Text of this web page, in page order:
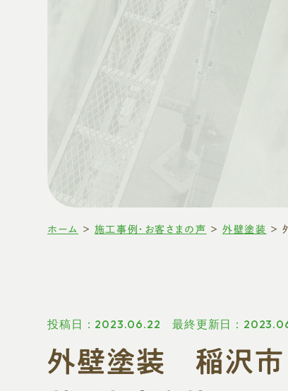
ホーム ＞ 施工事例・お客さまの声 ＞外壁塗装 ＞
投稿日：2023.06.22 最終更新日：
外壁塗装 稲沢市